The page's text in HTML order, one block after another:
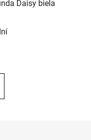
Daisy biela